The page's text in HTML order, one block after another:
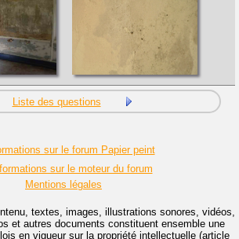
Liste des questions
sur le forum Papier peint
sur le moteur du forum
Mentions légales
textes, images, illustrations sonores, vidéos,
et autres documents constituent ensemble une
en vigueur sur la propriété intellectuelle (article